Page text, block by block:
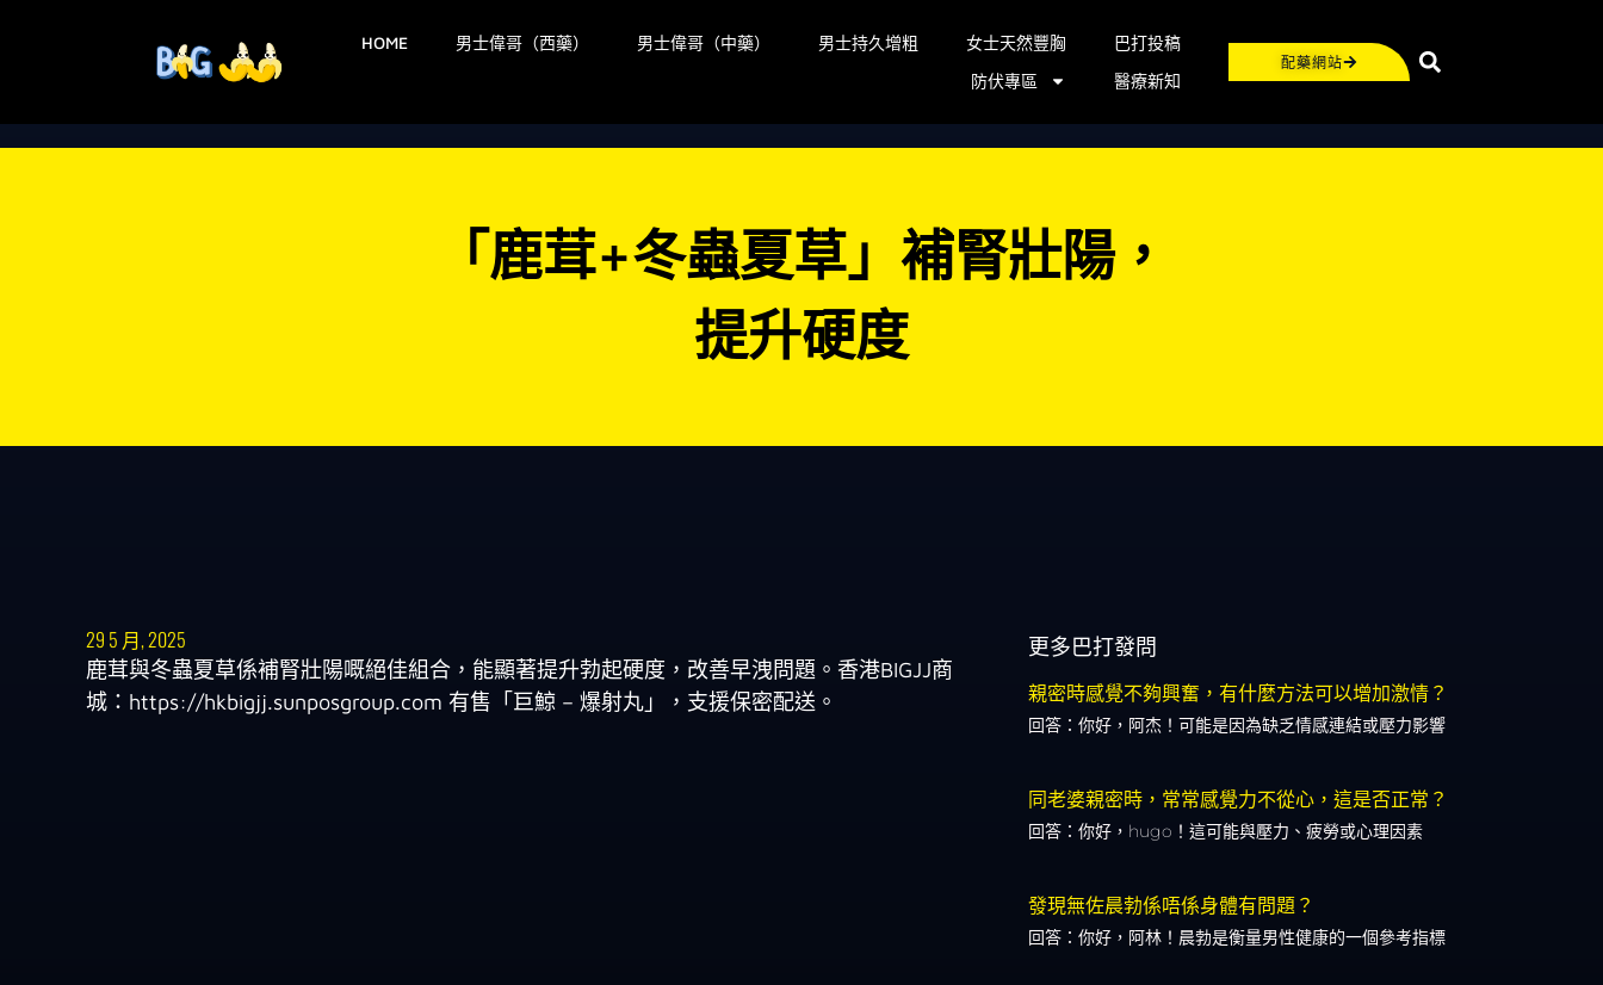
HOME 男士偉哥（西藥） 男士偉哥（中藥） 男士持久增粗 女士天然豐胸
巴打投稿
防伏專區
醫療新知
配藥網站
「鹿茸+冬蟲夏草」補腎壯陽，
提升硬度
29 5 月, 2025
鹿茸與冬蟲夏草係補腎壯陽嘅絕佳組合，能顯著提升勃起硬度，改善早洩問題。香港BIGJJ商
城：https://hkbigjj.sunposgroup.com 有售「巨鯨 – 爆射丸」，支援保密配送。
更多巴打發問
親密時感覺不夠興奮，有什麼方法可以增加激情？
回答：你好，阿杰！可能是因為缺乏情感連結或壓力影響
同老婆親密時，常常感覺力不從心，這是否正常？
回答：你好，hugo！這可能與壓力、疲勞或心理因素
發現無佐晨勃係唔係身體有問題？
回答：你好，阿林！晨勃是衡量男性健康的一個參考指標